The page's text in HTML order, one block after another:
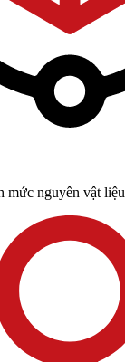
mức nguyên vật liệu